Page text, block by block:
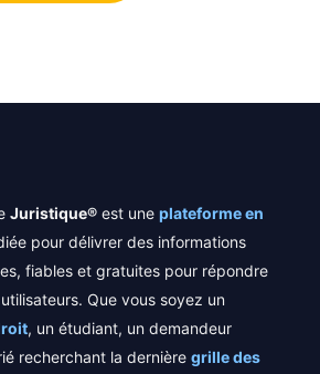
Juristique® est une plateforme en
pour délivrer des informations
fiables et gratuites pour répondre
Que vous soyez un
, un étudiant, un demandeur
recherchant la dernière grille des